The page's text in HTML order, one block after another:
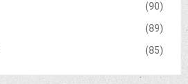
(90)
(89)
(85)